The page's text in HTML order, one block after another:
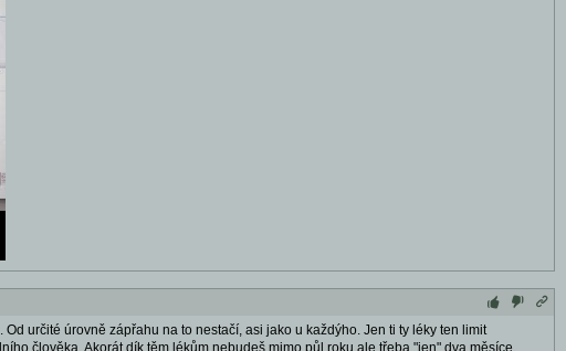
určité úrovně zápřahu na to nestačí, asi jako u každýho. Jen ti ty léky ten limit
člověka. Akorát dík těm lékům nebudeš mimo půl roku ale třeba "jen" dva měsíce.